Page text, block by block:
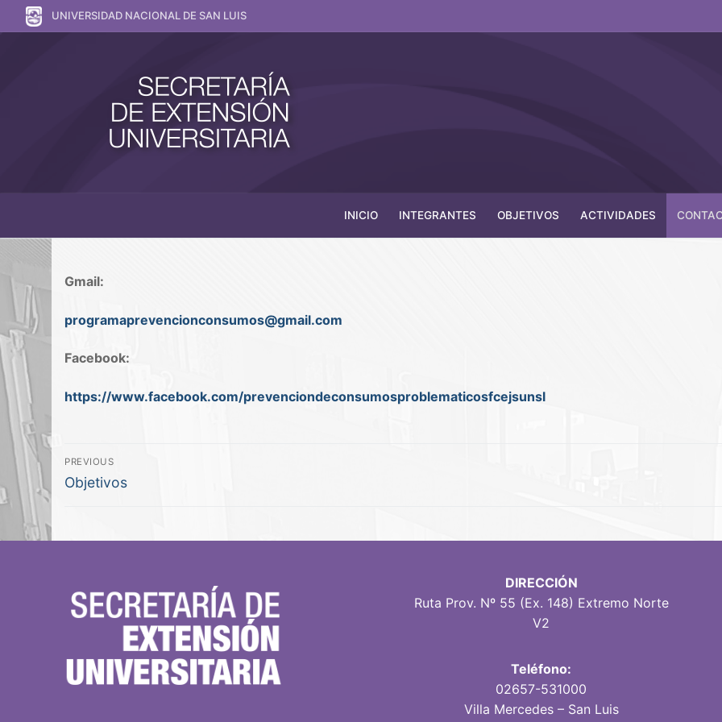
UNIVERSIDAD NACIONAL DE SAN LUIS
INICIO INTEGRANTES OBJETIVOS ACTIVIDADES
Gmail:
programaprevencionconsumos@gmail.com
Facebook:
https://www.facebook.com/prevenciondeconsumosproblematicosfcejsunsl
PREVIOUS
Objetivos
DIRECCIÓN
Ruta Prov. Nº 55 (Ex. 148) Extremo Norte
V2
Teléfono:
02657-531000
Villa Mercedes – San Luis